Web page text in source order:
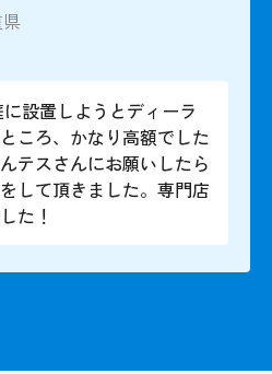
設置しようとディーラ
ころ、かなり高額でした
テスさんにお願いしたら
して頂きました。専門店
た！